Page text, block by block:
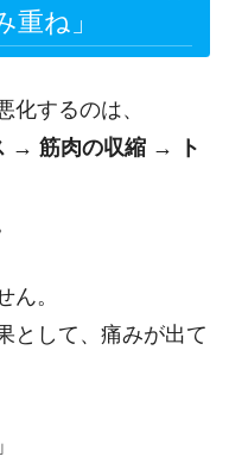
重ね」
化するのは、
→ 筋肉の収縮 → ト
ん。
として、痛みが出て